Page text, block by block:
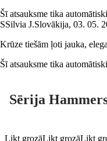
Šī atsauksme tika
SSilvia J.Slovākija, 03. 05.
Krūze tiešām ļoti jauka,
Šī atsauksme tika
Sērija
Likt grozāLikt grozāLikt